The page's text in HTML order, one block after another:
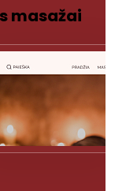
masažai